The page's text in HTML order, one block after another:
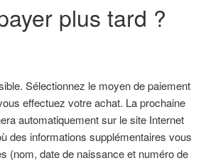
plus tard ?
Sélectionnez le moyen de paiement
effectuez votre achat. La prochaine
automatiquement sur le site Internet
des informations supplémentaires vous
(nom, date de naissance et numéro de